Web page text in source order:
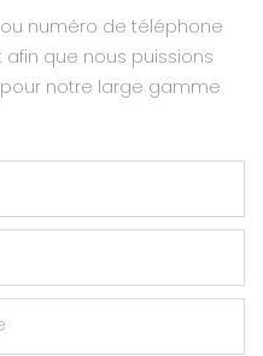
numéro de téléphone
que nous puissions
notre large gamme